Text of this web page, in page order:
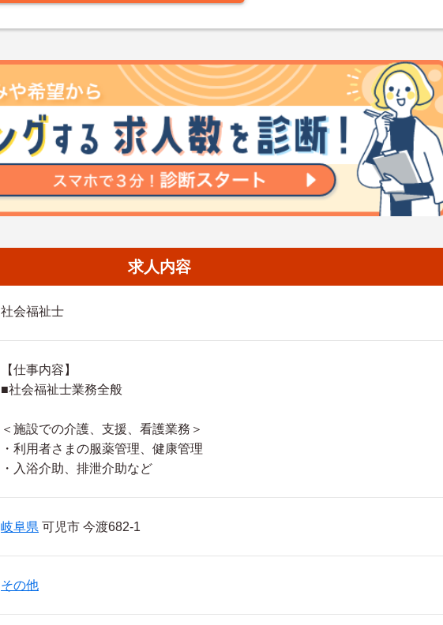
求人内容
社会福祉士
【仕事内容】
■社会福祉士業務全般
＜施設での介護、支援、看護業務＞
・利用者さまの服薬管理、健康管理
・入浴介助、排泄介助など
岐阜県 可児市 今渡682-1
その他